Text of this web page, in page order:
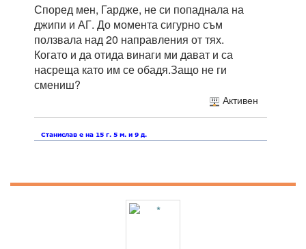
Според мен, Гардже, не си попаднала на
джипи и АГ. До момента сигурно съм
ползвала над 20 направления от тях.
Когато и да отида винаги ми дават и са
насреща като им се обадя.Защо не ги
смениш?
Активен